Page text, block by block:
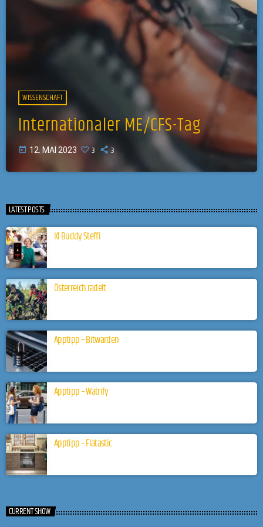
WISSENSCHAFT
Internationaler ME/CFS-Tag
today 12. MAI 2023 3 3
LATEST POSTS
KI Buddy Steffi
Österreich radelt
Apptipp – Bitwarden
Apptipp – Watrify
Apptipp – Flatastic
CURRENT SHOW